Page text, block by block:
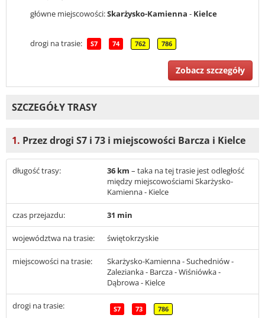
główne miejscowości:Skarżysko-Kamienna - Kielce
drogi na trasie: S7 74 762 786
Zobacz szczegóły
SZCZEGÓŁY TRASY
1. Przez drogi S7 i 73 i miejscowości Barcza i Kielce
długość trasy: 36 km – taka na tej trasie jest odległość
między miejscowościami Skarżysko-
Kamienna - Kielce
czas przejazdu: 31 min
województwa na trasie: świętokrzyskie
miejscowości na trasie:
Skarżysko-Kamienna - Suchedniów -
Zalezianka - Barcza - Wiśniówka -
Dąbrowa - Kielce
drogi na trasie: S7 73 786